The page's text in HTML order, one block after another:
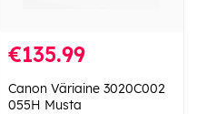
€135.99
Canon Väriaine 3020C002
055H Musta